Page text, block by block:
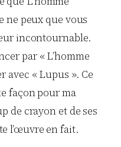
ne peux que vous
incontournable.
par « L’homme
« Lupus ». Ce
façon pour ma
de crayon et de ses
l’œuvre en fait.